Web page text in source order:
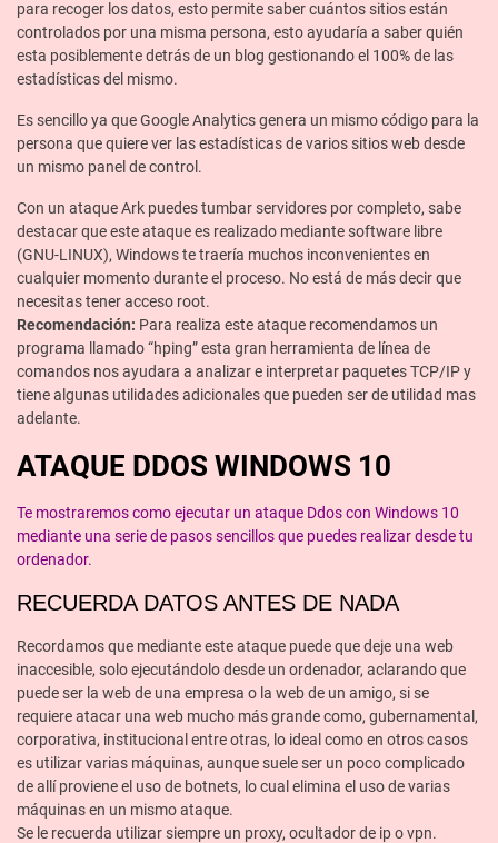
para recoger los datos, esto permite saber cuántos sitios están
controlados por una misma persona, esto ayudaría a saber quién
esta posiblemente detrás de un blog gestionando el 100% de las
estadísticas del mismo.
Es sencillo ya que Google Analytics genera un mismo código para la
persona que quiere ver las estadísticas de varios sitios web desde
un mismo panel de control.
Con un ataque Ark puedes tumbar servidores por completo, sabe
destacar que este ataque es realizado mediante software libre
(GNU-LINUX), Windows te traería muchos inconvenientes en
cualquier momento durante el proceso. No está de más decir que
necesitas tener acceso root.
Recomendación: Para realiza este ataque recomendamos un
programa llamado “hping” esta gran herramienta de línea de
comandos nos ayudara a analizar e interpretar paquetes TCP/IP y
tiene algunas utilidades adicionales que pueden ser de utilidad mas
adelante.
ATAQUE DDOS WINDOWS 10
Te mostraremos como ejecutar un ataque Ddos con Windows 10
mediante una serie de pasos sencillos que puedes realizar desde tu
ordenador.
RECUERDA DATOS ANTES DE NADA
Recordamos que mediante este ataque puede que deje una web
inaccesible, solo ejecutándolo desde un ordenador, aclarando que
puede ser la web de una empresa o la web de un amigo, si se
requiere atacar una web mucho más grande como, gubernamental,
corporativa, institucional entre otras, lo ideal como en otros casos
es utilizar varias máquinas, aunque suele ser un poco complicado
de allí proviene el uso de botnets, lo cual elimina el uso de varias
máquinas en un mismo ataque.
Se le recuerda utilizar siempre un proxy, ocultador de ip o vpn.